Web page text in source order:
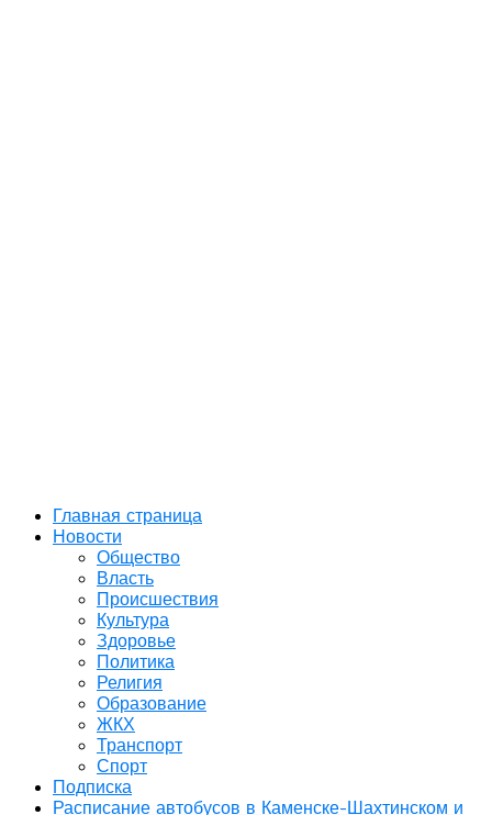
Главная страница
Новости
Общество
Власть
Происшествия
Культура
Здоровье
Политика
Религия
Образование
ЖКХ
Транспорт
Спорт
Подписка
Расписание автобусов в Каменске-Шахтинском и